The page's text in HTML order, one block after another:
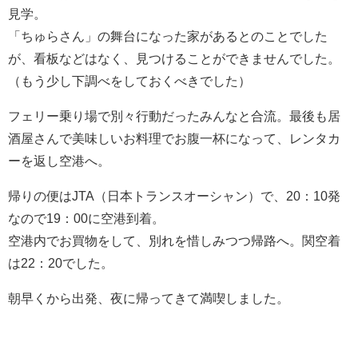
見学。
「ちゅらさん」の舞台になった家があるとのことでした
が、看板などはなく、見つけることができませんでした。
（もう少し下調べをしておくべきでした）
フェリー乗り場で別々行動だったみんなと合流。最後も居
酒屋さんで美味しいお料理でお腹一杯になって、レンタカ
ーを返し空港へ。
帰りの便はJTA（日本トランスオーシャン）で、20：10発
なので19：00に空港到着。
空港内でお買物をして、別れを惜しみつつ帰路へ。関空着
は22：20でした。
朝早くから出発、夜に帰ってきて満喫しました。